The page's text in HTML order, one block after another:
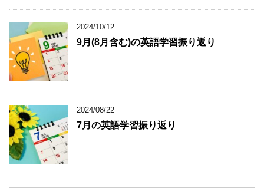
2024/10/12
9月(8月含む)の英語学習振り返り
2024/08/22
7月の英語学習振り返り